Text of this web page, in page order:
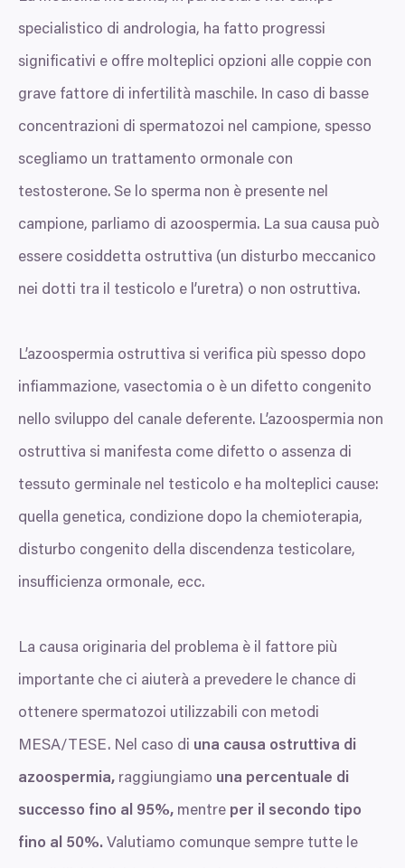
specialistico di andrologia, ha fatto progressi
significativi e offre molteplici opzioni alle coppie con
grave fattore di infertilità maschile. In caso di basse
concentrazioni di spermatozoi nel campione, spesso
scegliamo un trattamento ormonale con
testosterone. Se lo sperma non è presente nel
campione, parliamo di azoospermia. La sua causa può
essere cosiddetta ostruttiva (un disturbo meccanico
nei dotti tra il testicolo e l’uretra) o non ostruttiva.
L’azoospermia ostruttiva si verifica più spesso dopo
infiammazione, vasectomia o è un difetto congenito
nello sviluppo del canale deferente. L’azoospermia non
ostruttiva si manifesta come difetto o assenza di
tessuto germinale nel testicolo e ha molteplici cause:
quella genetica, condizione dopo la chemioterapia,
disturbo congenito della discendenza testicolare,
insufficienza ormonale, ecc.
La causa originaria del problema è il fattore più
importante che ci aiuterà a prevedere le chance di
ottenere spermatozoi utilizzabili con metodi
MESA/ TESE. Nel caso di una causa ostruttiva di
azoospermia, raggiungiamo una percentuale di
successo fino al 95%, mentre per il secondo tipo
fino al 50%. Valutiamo comunque sempre tutte le